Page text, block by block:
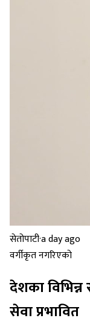
सेतोपाटी·a day ago
वर्गीकृत नगरिएको
देशका
सेवा प्रभावित